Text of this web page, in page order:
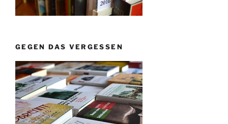
GEGEN DAS VERGESSEN